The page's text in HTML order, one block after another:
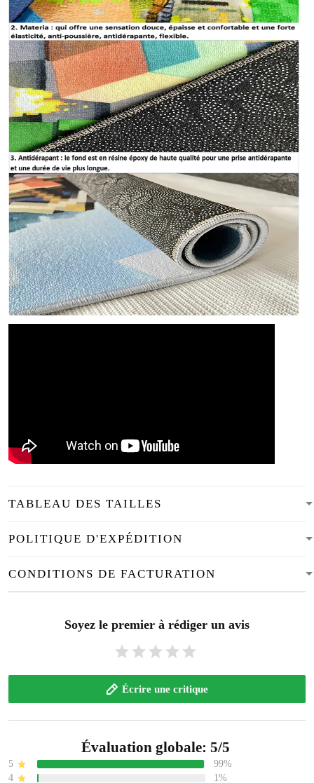
TABLEAU DES TAILLES
POLITIQUE D'EXPÉDITION
CONDITIONS DE FACTURATION
Soyez le premier à rédiger un avis
Écrire une critique
Évaluation globale: 5/5
5
99%
4
1%